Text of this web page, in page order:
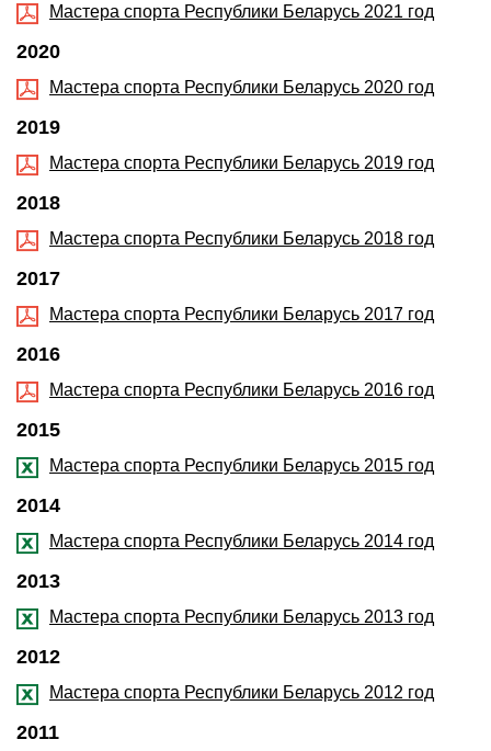
Мастера спорта Республики Беларусь 2021 год
2020
Мастера спорта Республики Беларусь 2020 год
2019
Мастера спорта Республики Беларусь 2019 год
2018
Мастера спорта Республики Беларусь 2018 год
2017
Мастера спорта Республики Беларусь 2017 год
2016
Мастера спорта Республики Беларусь 2016 год
2015
Мастера спорта Республики Беларусь 2015 год
2014
Мастера спорта Республики Беларусь 2014 год
2013
Мастера спорта Республики Беларусь 2013 год
2012
Мастера спорта Республики Беларусь 2012 год
2011